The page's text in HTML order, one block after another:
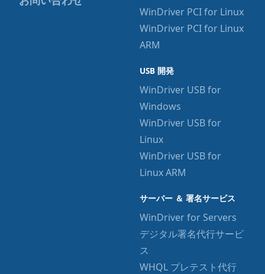
WinDriver PCI for Linux
WinDriver PCI for Linux
ARM
USB 開発
WinDriver USB for
Windows
WinDriver USB for
Linux
WinDriver USB for
Linux ARM
サーバー ＆ 署名サービス
WinDriver for Servers
デジタル署名代行サービ
ス
WHQL プレテスト代行